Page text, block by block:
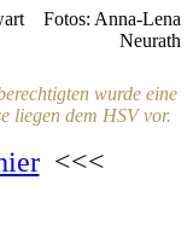
Fotos: Anna-Lena
Neurath
wurde eine
liegen dem HSV vor.
<<<